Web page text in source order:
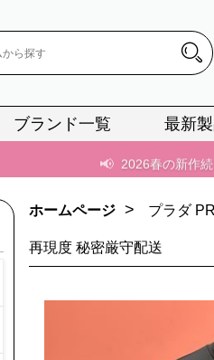
ブランド一覧 最新
📢 2026春の新作
新作入荷！ルイ・ヴィト
📢 当店は正真正銘のn級ス
📢 2026春の新作
📢 新作入荷！ルイ・ヴィト
ホームページ > プラダ
再現度 秘密厳守配送